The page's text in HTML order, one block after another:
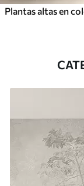
Plantas altas en